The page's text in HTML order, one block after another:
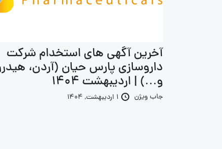
آخرین آگهی های استخدام شرکت
داروسازی پارس حیان (آردن،
و…) | اردیبهشت 1404
جاب ویژن 1 اردیبهشت, 1404